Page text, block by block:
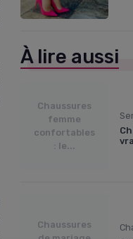
À lire aussi
Chaussures
femme
confortables
: le...
Chaussures